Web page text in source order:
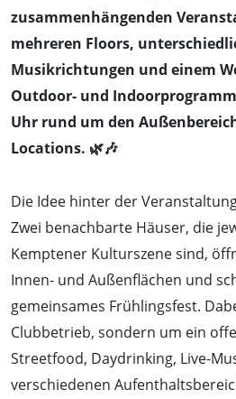
zusammenhängenden
mehreren Floors,
Musikrichtungen und einem
Outdoor- und
Uhr rund um den
Locations. 🌿🎶
Die Idee hinter der
Zwei benachbarte Häuser, die
Kemptener Kulturszene sind,
Innen- und Außenflächen und
gemeinsames Frühlingsfest.
Clubbetrieb, sondern um ein
Streetfood, Daydrinking, Live-
verschiedenen